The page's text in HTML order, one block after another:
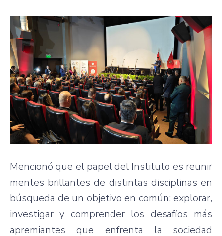
Mencionó que el papel del Instituto es reunir
mentes brillantes de distintas disciplinas en
búsqueda de un objetivo en común: explorar,
investigar y comprender los desafíos más
apremiantes que enfrenta la sociedad